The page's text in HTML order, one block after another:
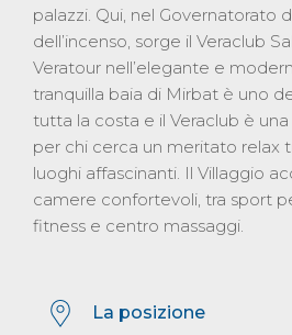
palazzi. Qui, nel Governatorato
dell’incenso, sorge il Veraclub
Veratour nell’elegante e
tranquilla baia di Mirbat è uno
tutta la costa e il Veraclub è
per chi cerca un meritato relax
luoghi affascinanti. Il Villaggio
camere confortevoli, tra sport
fitness e centro massaggi.
La posizione